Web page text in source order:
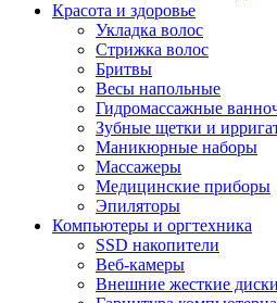
Красота и здоровье
Укладка волос
Стрижка волос
Бритвы
Весы напольные
Гидромассажные
Зубные щетки и
Маникюрные наборы
Массажеры
Медицинские приборы
Эпиляторы
Компьютеры и оргтехника
SSD накопители
Веб-камеры
Внешние жесткие диски